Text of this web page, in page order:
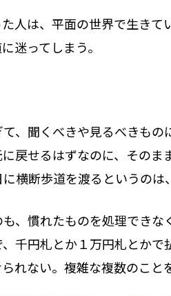
人は、平面の世界で生き
迷ってしまう。
、聞くべきや見るべきも
戻せるはずなのに、その
横断歩道を渡るというの
、慣れたものを処理でき
千円札とか１万円札とか
れない。複雑な複数のこと